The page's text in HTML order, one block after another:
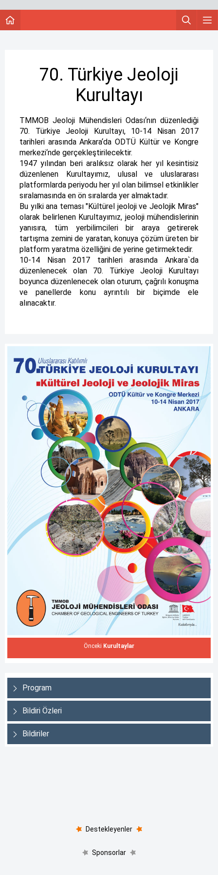
70. Türkiye Jeoloji
Kurultayı
TMMOB Jeoloji Mühendisleri Odası‘nın düzenlediği
70. Türkiye Jeoloji Kurultayı, 10-14 Nisan 2017
tarihleri arasında Ankara‘da ODTÜ Kültür ve Kongre
merkezi‘nde gerçekleştirilecektir.
1947 yılından beri aralıksız olarak her yıl kesintisiz
düzenlenen Kurultayımız, ulusal ve uluslararası
platformlarda periyodu her yıl olan bilimsel etkinlikler
sıralamasında en ön sıralarda yer almaktadır.
Bu yılki ana teması "Kültürel jeoloji ve Jeolojik Miras"
olarak belirlenen Kurultayımız, jeoloji mühendislerinin
yanısıra, tüm yerbilimcileri bir araya getirerek
tartışma zemini de yaratan, konuya çözüm üreten bir
platform yaratma özelliğini de yerine getirmektedir.
10-14 Nisan 2017 tarihleri arasında Ankara`da
düzenlenecek olan 70. Türkiye Jeoloji Kurultayı
boyunca düzenlenecek olan oturum, çağrılı konuşma
ve panellerde konu ayrıntılı bir biçimde ele
alınacaktır.
Önceki Kurultaylar
Program
Bildiri Özleri
Bildiriler
Destekleyenler
Sponsorlar